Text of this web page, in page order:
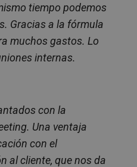
tiempo podemos
Gracias a la fórmula
muchos gastos. Lo
internas.
con la
Una ventaja
con el
al cliente, que nos da